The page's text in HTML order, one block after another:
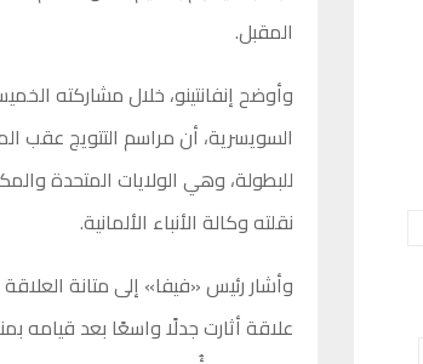
المقبل.
وأوضح إنفانتينو، خلال مشاركته
السويسرية، أن مراسم التتويج عقب
للبطولة، وهي الولايات المتحدة
نقلته وكالة الأنباء الألمانية.
وأشار رئيس «فيفا» إلى متانة
علاقة أثارت جدلًا واسعًا بعد قيامه